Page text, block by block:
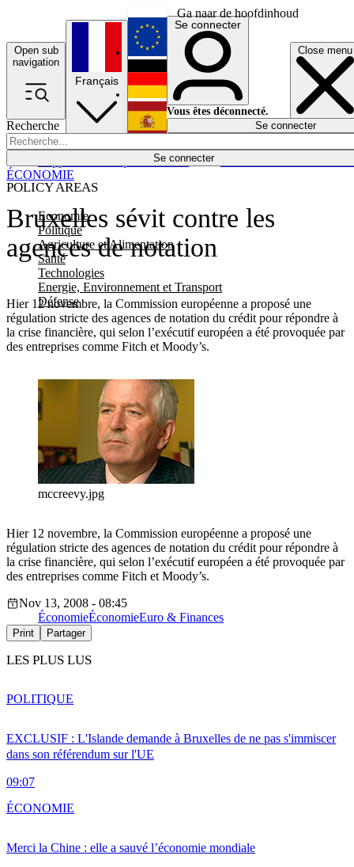
Ga naar de hoofdinhoud
Open sub
navigation
Close menu
Recherche
Se connecter
POLICY AREAS
Economie
Politique
Agriculture et Alimentation
Santé
Technologies
Energie, Environnement et Transport
Défense
Économie
Français
English
Deutsch
Español
Se connecter
Vous êtes déconnecté.
Se connecter
Bruxelles sévit contre les
agences de notation
Hier 12 novembre, la Commission européenne a proposé une
régulation stricte des agences de notation du crédit pour répondre à
la crise financière, qui selon l’exécutif européen a été provoquée par
des entreprises comme Fitch et Moody’s.
ÉCONOMIE
mccreevy.jpg
Hier 12 novembre, la Commission européenne a proposé une
régulation stricte des agences de notation du crédit pour répondre à
la crise financière, qui selon l’exécutif européen a été provoquée par
des entreprises comme Fitch et Moody’s.
Nov 13, 2008 - 08:45
ÉconomieÉconomieEuro & Finances
Print Partager
LES PLUS LUS
EXCLUSIF : L'Islande demande à Bruxelles de ne pas s'immiscer
dans son référendum sur l'UE
09:07
POLITIQUE
Merci la Chine : elle a sauvé l’économie mondiale
ÉCONOMIE